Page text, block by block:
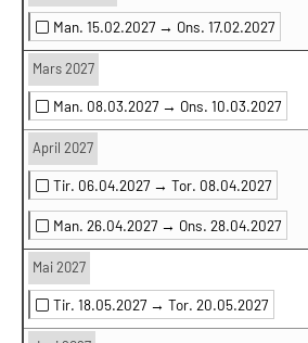
Man. 15.02.2027 → Ons. 17.02.2027
Mars 2027
Man. 08.03.2027 → Ons. 10.03.2027
April 2027
Tir. 06.04.2027 → Tor. 08.04.2027
Man. 26.04.2027 → Ons. 28.04.2027
Mai 2027
Tir. 18.05.2027 → Tor. 20.05.2027